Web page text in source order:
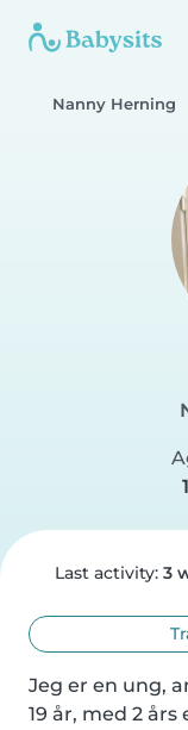
Nanny Herning
Last activity: 3
Jeg er en ung,
19 år, med 2